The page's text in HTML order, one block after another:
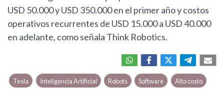
USD 50.000 y USD 350.000 en el primer año y costos
operativos recurrentes de USD 15.000 a USD 40.000
en adelante, como señala Think Robotics.
Tesla Inteligencia Artificial Robots Software Alto costo